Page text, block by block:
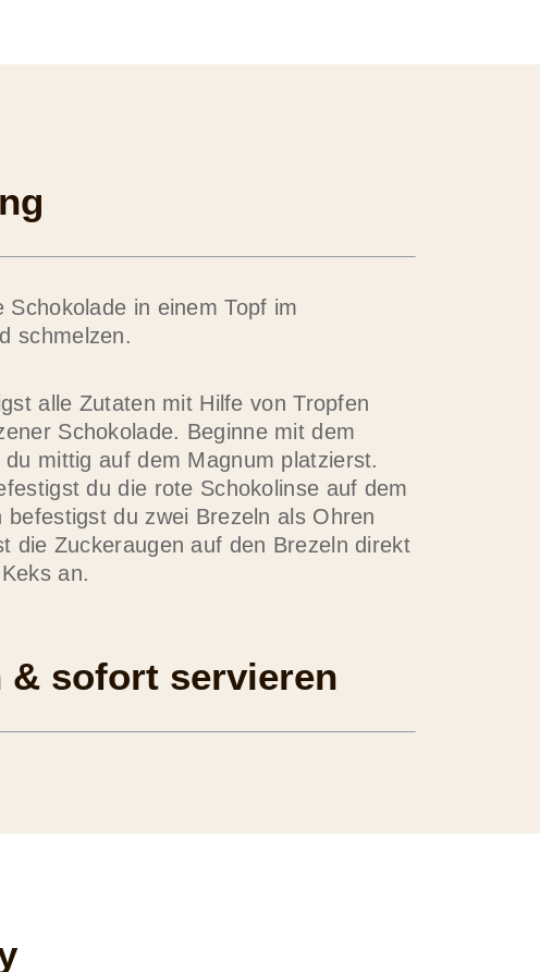
Schokolade in einem Topf im
schmelzen.
alle Zutaten mit Hilfe von Tropfen
Schokolade. Beginne mit dem
du mittig auf dem Magnum platzierst.
du die rote Schokolinse auf dem
befestigst du zwei Brezeln als Ohren
die Zuckeraugen auf den Brezeln direkt
an.
& sofort servieren